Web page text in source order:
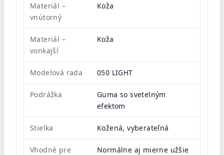
Materiál –
vnútorný
Koža
Materiál –
vonkajší
Koža
Modelová rada 050 LIGHT
Podrážka
Guma so svetelným
efektom
Stielka Kožená, vyberateľná
Vhodné pre
Normálne aj mierne užšie